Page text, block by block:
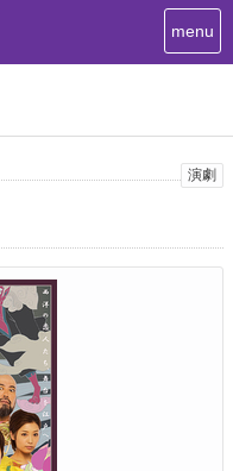
T
o
i
g
menu
演劇